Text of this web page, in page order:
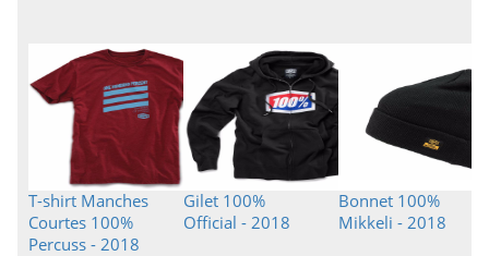
T-shirt Manches
Courtes 100%
Percuss - 2018
Gilet 100%
Official - 2018
Bonnet 100%
Mikkeli - 2018